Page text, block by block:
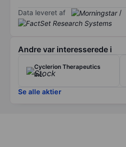
Data leveret af /
Andre var interesserede i
Cyclerion Therapeutics
Inc.
Se alle aktier